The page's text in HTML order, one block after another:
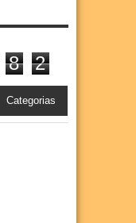
8 2
Categorias